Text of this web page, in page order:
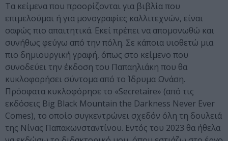
Τα κείμενα που προορίζονται για βιβλία που
επιμελούμαι ή για μονογραφίες καλλιτεχνών, είναι
σαφώς πιο απαιτητικά. Εκεί πρέπει να απομονωθώ και
συνήθως φεύγω από την πόλη. Σε κάποια υιοθετώ μια
πιο δημιουργική γραφή, όπως στο κείμενο που
συνοδεύει την έκδοση του Παπαηλιάκη που θα
κυκλοφορήσει σύντομα από το Ίδρυμα Ωνάση.
Πρόσφατα κυκλοφόρησε το «Secretaire» (από τις
εκδόσεις Big Black Mountain the Darkness Never Ever
Comes), το οποίο συγκεντρώνει σχεδόν όλη τη δουλειά
της Νίνας Παπακωνσταντίνου. Εντός του 2023 θα ήθελα